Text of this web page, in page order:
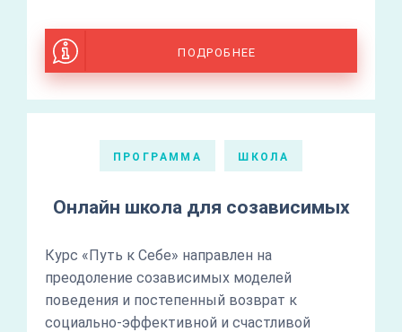
ПОДРОБНЕЕ
ПРОГРАММА ШКОЛА
Онлайн школа для созависимых
Курс «Путь к Себе» направлен на
преодоление созависимых моделей
поведения и постепенный возврат к
социально-эффективной и счастливой